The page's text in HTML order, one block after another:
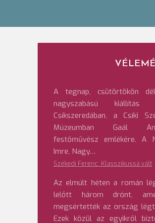
A tegnap, csütörtökön
nagyszabású kiállítás
Csíkszeredában, a Csíki
Múzeumban Gaál
festőművész emlékére. A
Imre, Nagy…
Székedi Ferenc: Klasszikussá vált
Az elmúlt héten a román
lelőtt három drónt,
megsértették az ország
Ezek közül az egyikről